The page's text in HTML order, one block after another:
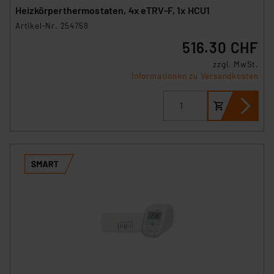
VO) zu. Eine detaillierte Auflistung der einzelnen
Cookies nach Zweck und Anbieter ist durch Klick auf
den Button „Ablehnen oder Einstellungen“ abrufbar. Sie
können die Verwendung nicht notwendiger Cookies
ablehnen oder ihr ganz oder teilweise zustimmen. Ihre
erteilte Zustimmung können Sie jederzeit unter dem
Link „Cookie Einstellungen“ anpassen oder widerrufen.
Die Rechtmäßigkeit der Speicherung, Abrufung und
Weiterverarbeitung dieser Daten zur Auswertung und
führen, dass die Einstellungen nicht längerfristig
„Einige Drittanbieter verarbeiten personenbezogene
Heizkörperthermostaten, 4x eTRV-F, 1x HCU1
Artikel-Nr. 254758
516.30 CHF
zzgl. MwSt.
Informationen zu Versandkosten